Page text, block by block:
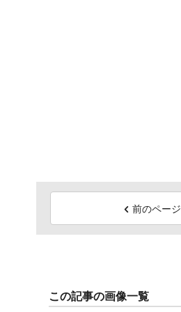
前のページ
この記事の画像一覧